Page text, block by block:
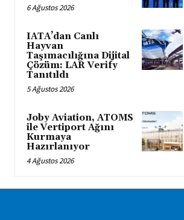
6 Ağustos 2026
IATA’dan Canlı
Hayvan
Taşımacılığına Dijital
Çözüm: LAR Verify
Tanıtıldı
5 Ağustos 2026
Joby Aviation, ATOMS
ile Vertiport Ağını
Kurmaya
Hazırlanıyor
4 Ağustos 2026